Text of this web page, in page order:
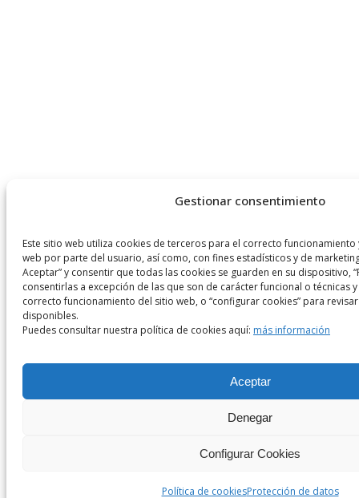
Gestionar consentimiento
Este sitio web utiliza cookies de terceros para el correcto
web por parte del usuario, así como, con fines estadísticos y de
Aceptar” y consentir que todas las cookies se guarden en su dispositivo,
consentirlas a excepción de las que son de carácter funcional o técnicas
correcto funcionamiento del sitio web, o “configurar cookies” para
disponibles.
Puedes consultar nuestra política de cookies aquí: más información
Aceptar
Denegar
Configurar Cookies
Política de cookiesProtección de datos